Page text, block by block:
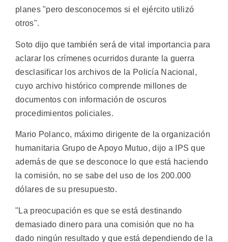
planes "pero desconocemos si el ejército utilizó
otros".
Soto dijo que también será de vital importancia para
aclarar los crímenes ocurridos durante la guerra
desclasificar los archivos de la Policía Nacional,
cuyo archivo histórico comprende millones de
documentos con información de oscuros
procedimientos policiales.
Mario Polanco, máximo dirigente de la organización
humanitaria Grupo de Apoyo Mutuo, dijo a IPS que
además de que se desconoce lo que está haciendo
la comisión, no se sabe del uso de los 200.000
dólares de su presupuesto.
"La preocupación es que se está destinando
demasiado dinero para una comisión que no ha
dado ningún resultado y que está dependiendo de la